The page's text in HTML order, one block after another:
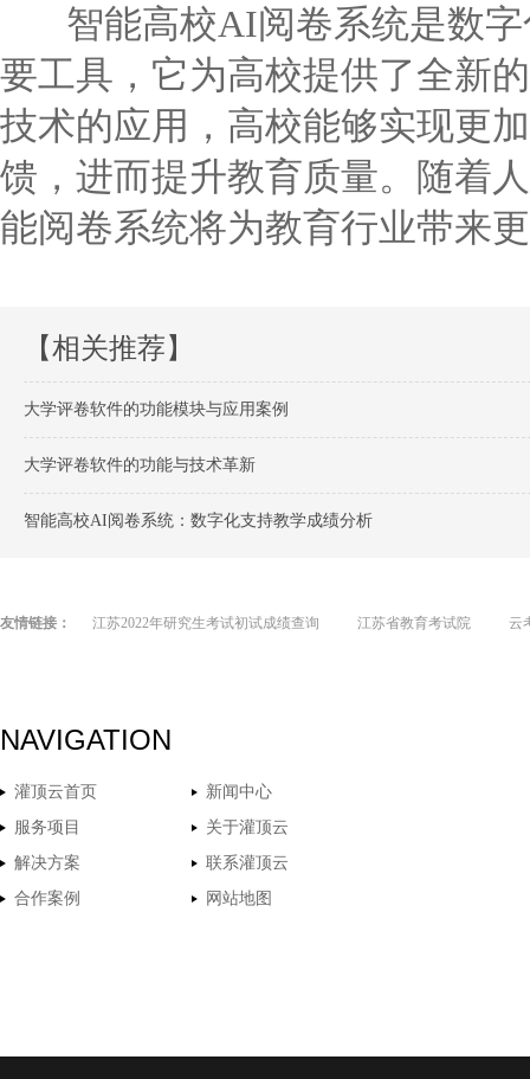
智能高校AI阅卷系统是数字
要工具，它为高校提供了全新
技术的应用，高校能够实现更
馈，进而提升教育质量。随着
能阅卷系统将为教育行业带来
【相关推荐】
大学评卷软件的功能模块与应用案例
大学评卷软件的功能与技术革新
智能高校AI阅卷系统：数字化支持教学成绩分析
友情链接： 江苏2022年研究生考试初试成绩查询 江苏省教育考试院 云
NAVIGATION
灌顶云首页
新闻中心
服务项目
关于灌顶云
解决方案
联系灌顶云
合作案例
网站地图